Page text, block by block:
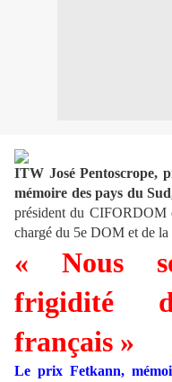
ITW José Pentoscrope,
mémoire des pays du
président du CIFORDOM
chargé du 5e DOM et de
« Nous
frigidité
français »
Le prix Fetkann,